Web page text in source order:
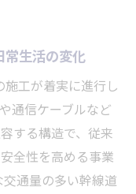
常生活の変化
工が着実に進行し
通信ケーブルなど
する構造で、従来
全性を高める事業
通量の多い幹線道